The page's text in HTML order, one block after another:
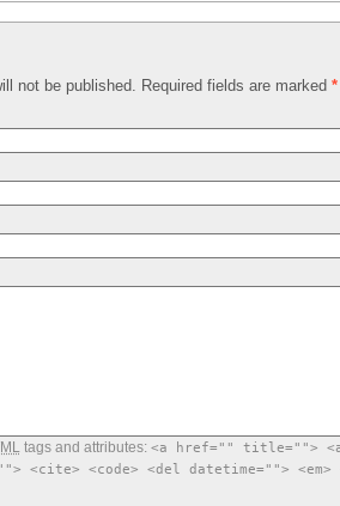
not be published. Required fields are marked *
tags and attributes: <a href="" title="">
<cite> <code> <del datetime="">